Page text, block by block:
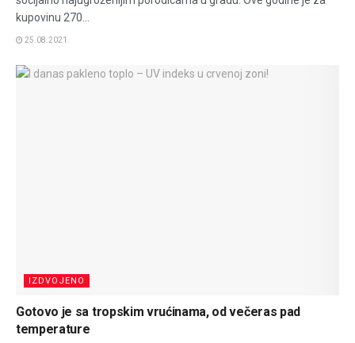
kupovinu 270...
25.08.2021.
IZDVOJENO
Gotovo je sa tropskim vrućinama, od večeras pad
temperature